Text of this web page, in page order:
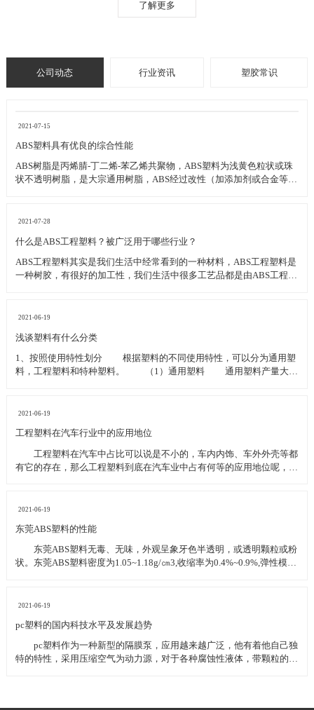
了解更多
公司动态 行业资讯 塑胶常识
2021-07-15
ABS塑料具有优良的综合性能
ABS树脂是丙烯腈-丁二烯-苯乙烯共聚物，ABS塑料为浅黄色粒状或珠
状不透明树脂，是大宗通用树脂，ABS经过改性（加添加剂或合金等方
单体合成。每种单体都具有不同特性：丙烯
2021-07-28
什么是ABS工程塑料？被广泛用于哪些行业？
ABS工程塑料其实是我们生活中经常看到的一种材料，ABS工程塑料是
一种树胶，有很好的加工性，我们生活中很多工艺品都是由ABS工程塑
ABS工程塑料还就有尺寸的稳定性，是一种
2021-06-19
浅谈塑料有什么分类
1、按照使用特性划分 根据塑料的不同使用特性，可以分为通用塑
料，工程塑料和特种塑料。 （1）通用塑料 通用塑料产量大，
机械性能，耐高温、低
2021-06-19
工程塑料在汽车行业中的应用地位
工程塑料在汽车中占比可以说是不小的，车内内饰、车外外壳等都
有它的存在，那么工程塑料到底在汽车业中占有何等的应用地位呢，下
汽车用量最多，占整车用料的15%以上。
2021-06-19
东莞ABS塑料的性能
东莞ABS塑料无毒、无味，外观呈象牙色半透明，或透明颗粒或粉
状。东莞ABS塑料密度为1.05~1.18g/㎝3,收缩率为0.4%~0.9%,弹性模量
酸、
2021-06-19
pc塑料的国内科技水平及发展趋势
pc塑料作为一种新型的隔膜泵，应用越来越广泛，他有着他自己独
特的特性，采用压缩空气为动力源，对于各种腐蚀性液体，带颗粒的液